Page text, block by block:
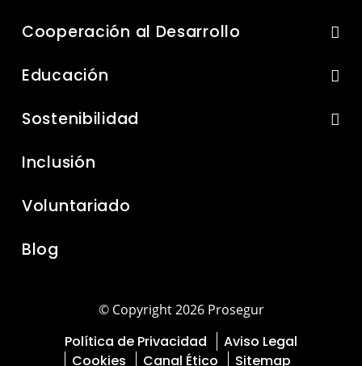
Cooperación al Desarrollo
Educación
Sostenibilidad
Inclusión
Voluntariado
Blog
© Copyright 2026 Prosegur
Política de Privacidad
Aviso Legal
Cookies
Canal Ético Sitemap